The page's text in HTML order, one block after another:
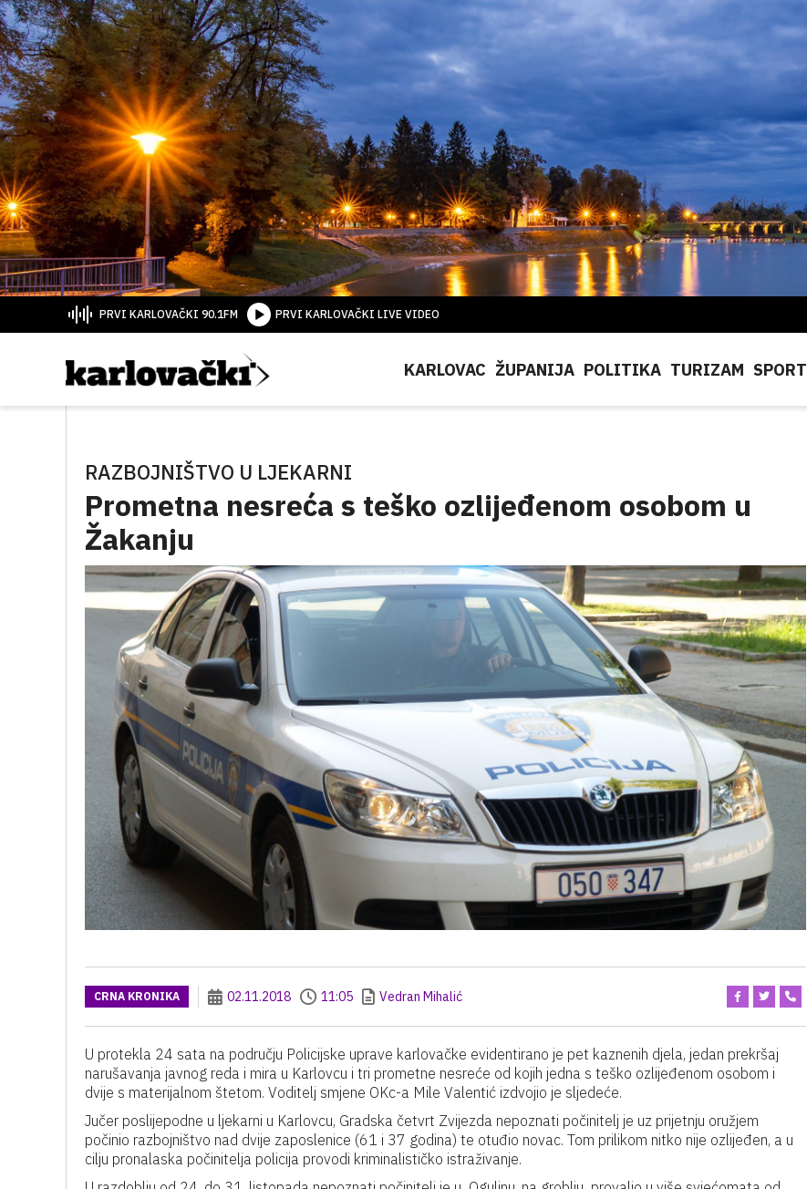
PRVI KARLOVAČKI 90.1FM PRVI KARLOVAČKI LIVE VIDEO
KARLOVAC ŽUPANIJA POLITIKA TURIZAM SPORT
RAZBOJNIŠTVO U LJEKARNI
Prometna nesreća s teško ozlijeđenom osobom u
Žakanju
CRNA KRONIKA 02.11.2018 11:05 Vedran Mihalić
U protekla 24 sata na području Policijske uprave karlovačke evidentirano je pet kaznenih djela, jedan prekršaj
narušavanja javnog reda i mira u Karlovcu i tri prometne nesreće od kojih jedna s teško ozlijeđenom osobom i
dvije s materijalnom štetom. Voditelj smjene OKc-a Mile Valentić izdvojio je sljedeće.
Jučer poslijepodne u ljekarni u Karlovcu, Gradska četvrt Zvijezda nepoznati počinitelj je uz prijetnju oružjem
počinio razbojništvo nad dvije zaposlenice (61 i 37 godina) te otuđio novac. Tom prilikom nitko nije ozlijeđen, a u
cilju pronalaska počinitelja policija provodi kriminalističko istraživanje.